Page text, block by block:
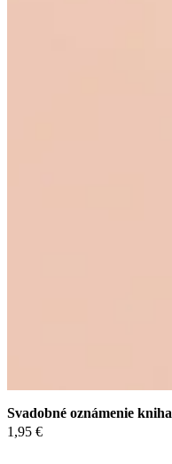
Svadobné oznámenie kniha
1,95 €